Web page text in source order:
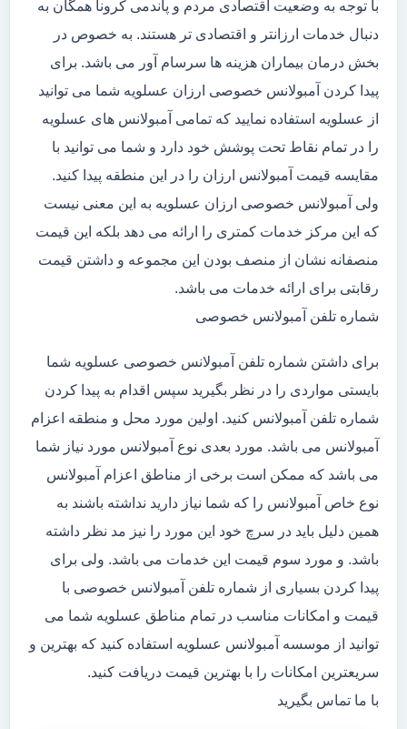
با توجه به وضعیت اقتصادی مردم و پاندمی کرونا همگان به
دنبال خدمات ارزانتر و اقتصادی تر هستند. به خصوص در
بخش درمان بیماران هزینه ها سرسام آور می باشد. برای
پیدا کردن آمبولانس خصوصی ارزان عسلویه شما می توانید
از عسلویه استفاده نمایید که تمامی آمبولانس های عسلویه
را در تمام نقاط تحت پوشش خود دارد و شما می توانید با
مقایسه قیمت آمبولانس ارزان را در این منطقه پیدا کنید.
ولی آمبولانس خصوصی ارزان عسلویه به این معنی نیست
که این مرکز خدمات کمتری را ارائه می دهد بلکه این قیمت
منصفانه نشان از منصف بودن این مجموعه و داشتن قیمت
رقابتی برای ارائه خدمات می باشد.
شماره تلفن آمبولانس خصوصی
برای داشتن شماره تلفن آمبولانس خصوصی عسلویه شما
بایستی مواردی را در نظر بگیرید سپس اقدام به پیدا کردن
شماره تلفن آمبولانس کنید. اولین مورد محل و منطقه اعزام
آمبولانس می باشد. مورد بعدی نوع آمبولانس مورد نیاز شما
می باشد که ممکن است برخی از مناطق اعزام آمبولانس
نوع خاص آمبولانس را که شما نیاز دارید نداشته باشند به
همین دلیل باید در سرچ خود این مورد را نیز مد نظر داشته
باشد. و مورد سوم قیمت این خدمات می باشد. ولی برای
پیدا کردن بسیاری از شماره تلفن آمبولانس خصوصی با
قیمت و امکانات مناسب در تمام مناطق عسلویه شما می
توانید از موسسه آمبولانس عسلویه استفاده کنید که بهترین و
سریعترین امکانات را با بهترین قیمت دریافت کنید.
با ما تماس بگیرید